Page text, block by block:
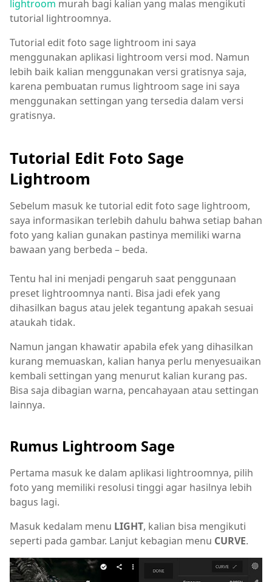
lightroom murah bagi kalian yang malas mengikuti
tutorial lightroomnya.
Tutorial edit foto sage lightroom ini saya
menggunakan aplikasi lightroom versi mod. Namun
lebih baik kalian menggunakan versi gratisnya saja,
karena pembuatan rumus lightroom sage ini saya
menggunakan settingan yang tersedia dalam versi
gratisnya.
Tutorial Edit Foto Sage
Lightroom
Sebelum masuk ke tutorial edit foto sage lightroom,
saya informasikan terlebih dahulu bahwa setiap bahan
foto yang kalian gunakan pastinya memiliki warna
bawaan yang berbeda – beda.
Tentu hal ini menjadi pengaruh saat penggunaan
preset lightroomnya nanti. Bisa jadi efek yang
dihasilkan bagus atau jelek tegantung apakah sesuai
ataukah tidak.
Namun jangan khawatir apabila efek yang dihasilkan
kurang memuaskan, kalian hanya perlu menyesuaikan
kembali settingan yang menurut kalian kurang pas.
Bisa saja dibagian warna, pencahayaan atau settingan
lainnya.
Rumus Lightroom Sage
Pertama masuk ke dalam aplikasi lightroomnya, pilih
foto yang memiliki resolusi tinggi agar hasilnya lebih
bagus lagi.
Masuk kedalam menu LIGHT, kalian bisa mengikuti
seperti pada gambar. Lanjut kebagian menu CURVE.